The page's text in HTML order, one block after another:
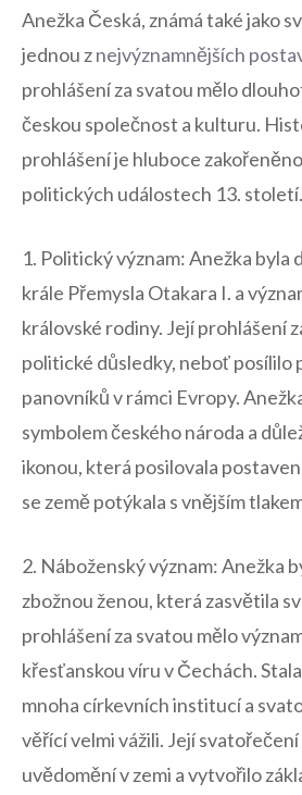
Anežka Česká,‍ známá⁣ také jako
jednou ‍znejvýznamnějších
prohlášení za svatou⁢ mělo
českou společnost ‍a kulturu.
prohlášení je ⁢hluboce
politických událostech 13. století.
1. Politický ⁣význam: ‍Anežka byla
krále​ Přemysla⁣ Otakara I. ⁤a
královské rodiny. Její prohlášení
politické důsledky, ⁣neboť posílilo
panovníků v rámci​ Evropy.
symbolem českého národa a⁣
ikonou, která‍ posilovala
⁤se země potýkala s‌ vnějším
2. Náboženský⁤ význam: ‌Anežka
zbožnou ženou, která zasvětila
prohlášení​ za‍ svatou mělo
⁢křesťanskou víru ⁣v Čechách.
mnoha‌ církevních‍ institucí ⁤a
věřící‍ velmi vážili. Její
uvědomění v​ zemi a vytvořilo